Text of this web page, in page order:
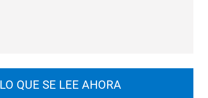
LO QUE SE LEE AHORA